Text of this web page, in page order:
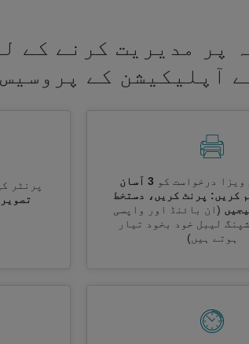
پر مدیریت کرنے کے
آپلیکیشن کے
ویزا درخواست کو
3 آسان
کریں: پرنٹ کریں، دستخط
(ان بائنڈ اور واپسی
لیبل خود بخود تیار
ہوتے ہیں)
پرنٹر